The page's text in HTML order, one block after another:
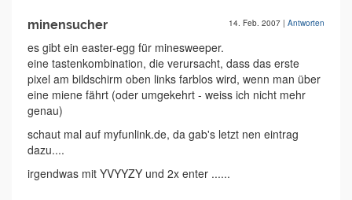
minensucher 14. Feb. 2007 | Antworten
es gibt ein easter-egg für minesweeper.
eine tastenkombination, die verursacht, dass das erste
pixel am bildschirm oben links farblos wird, wenn man über
eine miene fährt (oder umgekehrt - weiss ich nicht mehr
genau)
schaut mal auf myfunlink.de, da gab's letzt nen eintrag
dazu....
irgendwas mit YVYYZY und 2x enter ......